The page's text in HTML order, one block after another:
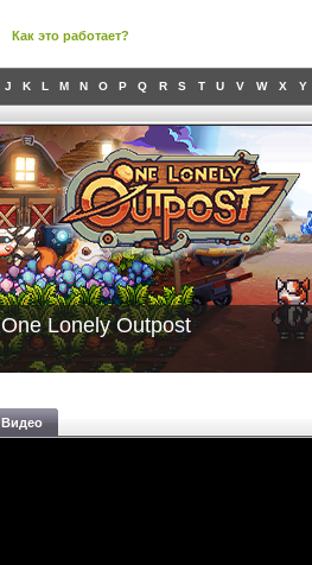
Как это работает?
J K L M N O P Q R S T U V W X Y
One Lonely Outpost
Видео